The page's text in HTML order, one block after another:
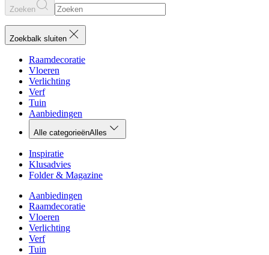
Zoeken
Zoekbalk sluiten
Raamdecoratie
Vloeren
Verlichting
Verf
Tuin
Aanbiedingen
Alle categorieënAlles
Inspiratie
Klusadvies
Folder & Magazine
Aanbiedingen
Raamdecoratie
Vloeren
Verlichting
Verf
Tuin